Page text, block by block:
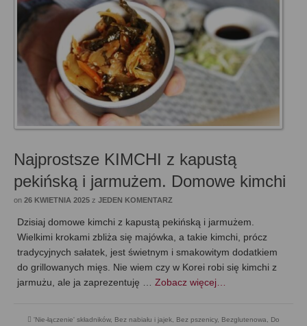
Najprostsze KIMCHI z kapustą
pekińską i jarmużem. Domowe kimchi
on 26 KWIETNIA 2025 z JEDEN KOMENTARZ
Dzisiaj domowe kimchi z kapustą pekińską i jarmużem.
Wielkimi krokami zbliża się majówka, a takie kimchi, prócz
tradycyjnych sałatek, jest świetnym i smakowitym dodatkiem
do grillowanych mięs. Nie wiem czy w Korei robi się kimchi z
jarmużu, ale ja zaprezentuję … Zobacz więcej…
'Nie-łączenie' składników, Bez nabiału i jajek Bez pszenicy, Bezglutenowa Do